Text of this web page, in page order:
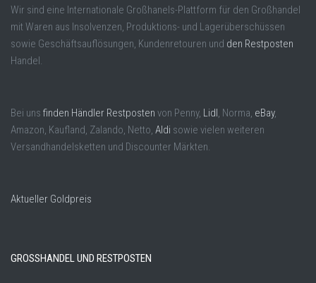
Wir sind eine Internationale Großhanels-Plattform für den Großhandel
mit Waren aus Insolvenzen, Produktions- und Lagerüberschüssen
sowie Geschäftsauflösungen, Kundenretouren und den Restposten
Handel.
Bei uns finden Händler Restposten von Penny, Lidl, Norma, eBay,
Amazon, Kaufland, Zalando, Netto, Aldi sowie vielen weiteren
Versandhandelsketten und Discounter Märkten.
Aktueller Goldpreis
GROSSHANDEL UND RESTPOSTEN